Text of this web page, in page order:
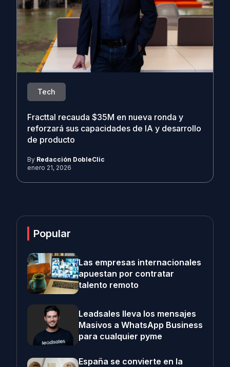
Tech
Fracttal recauda $35M en nueva ronda y
reforzará sus capacidades de IA y desarrollo
de producto
By Redacción DobleClic
enero 21, 2026
Popular
Las empresas internacionales
apuestan por contratar
talento remoto
Leadsales lleva los mensajes
Masivos a WhatsApp Business
para cualquier pyme
España se convierte en la